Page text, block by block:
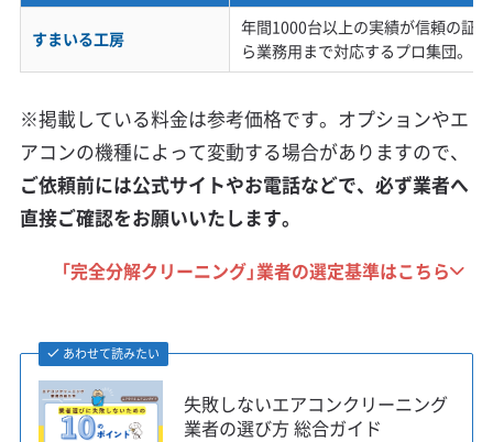
すまいる工房
年間1000台以上の実績が信頼の証
ら業務用まで対応するプロ集団。
※掲載している料金は参考価格です。オプションやエ
アコンの機種によって変動する場合がありますので、
ご依頼前には公式サイトやお電話などで、必ず業者へ
直接ご確認をお願いいたします。
「完全分解クリーニング」業者の選定基準はこちら
あわせて読みたい
失敗しないエアコンクリーニング
業者の選び方 総合ガイド